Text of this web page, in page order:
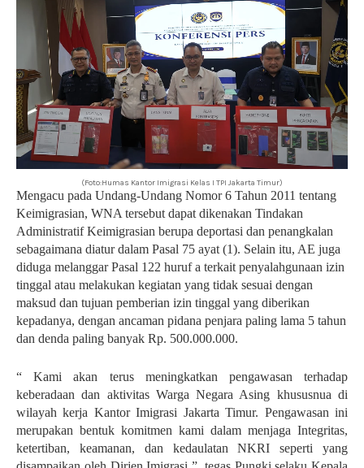
(Foto:Humas Kantor Imigrasi Kelas I TPI Jakarta Timur)
Mengacu pada Undang-Undang Nomor 6 Tahun 2011 tentang
Keimigrasian, WNA tersebut dapat dikenakan Tindakan
Administratif Keimigrasian berupa deportasi dan penangkalan
sebagaimana diatur dalam Pasal 75 ayat (1). Selain itu, AE juga
diduga melanggar Pasal 122 huruf a terkait penyalahgunaan izin
tinggal atau melakukan kegiatan yang tidak sesuai dengan
maksud dan tujuan pemberian izin tinggal yang diberikan
kepadanya, dengan ancaman pidana penjara paling lama 5 tahun
dan denda paling banyak Rp. 500.000.000.
“ Kami akan terus meningkatkan pengawasan terhadap
keberadaan dan aktivitas Warga Negara Asing khususnua di
wilayah kerja Kantor Imigrasi Jakarta Timur. Pengawasan ini
merupakan bentuk komitmen kami dalam menjaga Integritas,
ketertiban, keamanan, dan kedaulatan NKRI seperti yang